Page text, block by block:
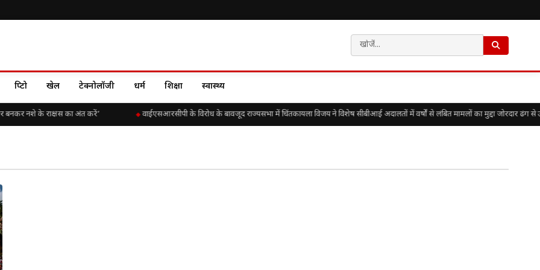
क्रिप्टो खेल टेक्नोलॉजी धर्म शिक्षा स्वास्थ्य
बनकर नशे के राक्षस का अंत करें’ वाईएसआरसीपी के विरोध के बावजूद राज्यसभा में चिंतकायला विजय ने विशेष सीबीआई अदालतों में वर्षों से लंबित मामलों का मुद्दा जोरदार ढंग से